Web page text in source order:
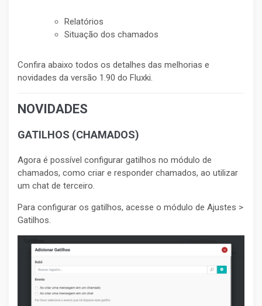
Relatórios
Situação dos chamados
Confira abaixo todos os detalhes das melhorias e
novidades da versão 1.90 do Fluxki.
NOVIDADES
GATILHOS (CHAMADOS)
Agora é possível configurar gatilhos no módulo de
chamados, como criar e responder chamados, ao utilizar
um chat de terceiro.
Para configurar os gatilhos, acesse o módulo de Ajustes >
Gatilhos.